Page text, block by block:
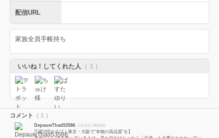
配信URL
家族全員手帳持ち
いいね！してくれた人 （ 3 ）
コメント （ 1 ）
DepauwThad53586 1月31日 0時49分
🇵星VIPクラブ｜東京・大阪で“本物の高品質”を】